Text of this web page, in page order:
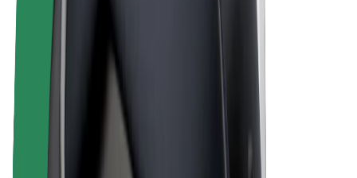
Bolt Plus
Sürücü qazancı